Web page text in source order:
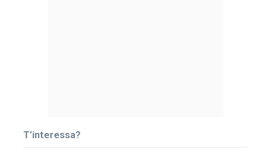
T’interessa?